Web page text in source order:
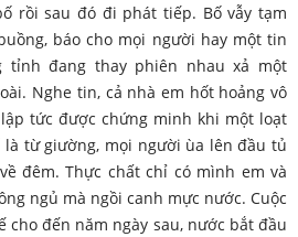
rồi sau đó đi phát tiếp. Bố vẫy tạm
báo cho mọi người hay một tin
tỉnh đang thay phiên nhau xả một
Nghe tin, cả nhà em hốt hoảng vô
tức được chứng minh khi một loạt
là từ giường, mọi người ùa lên đầu tủ
đêm. Thực chất chỉ có mình em và
ngủ mà ngồi canh mực nước. Cuộc
cho đến năm ngày sau, nước bắt đầu